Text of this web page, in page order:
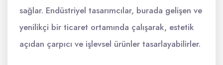
sağlar. Endüstriyel tasarımcılar, burada gelişen ve
yenilikçi bir ticaret ortamında çalışarak, estetik
açıdan çarpıcı ve işlevsel ürünler tasarlayabilirler.